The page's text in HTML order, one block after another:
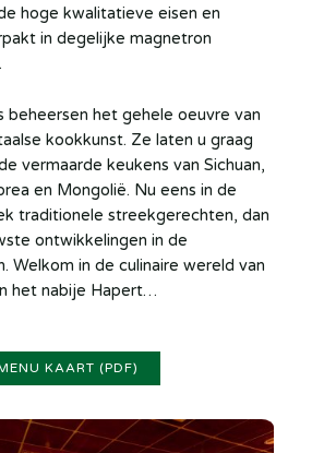
hoge kwalitatieve eisen en
in degelijke magnetron
beheersen het gehele oeuvre van
kookkunst. Ze laten u graag
vermaarde keukens van Sichuan,
en Mongolië. Nu eens in de
traditionele streekgerechten, dan
ontwikkelingen in de
Welkom in de culinaire wereld van
het nabije Hapert…
KAART (PDF)